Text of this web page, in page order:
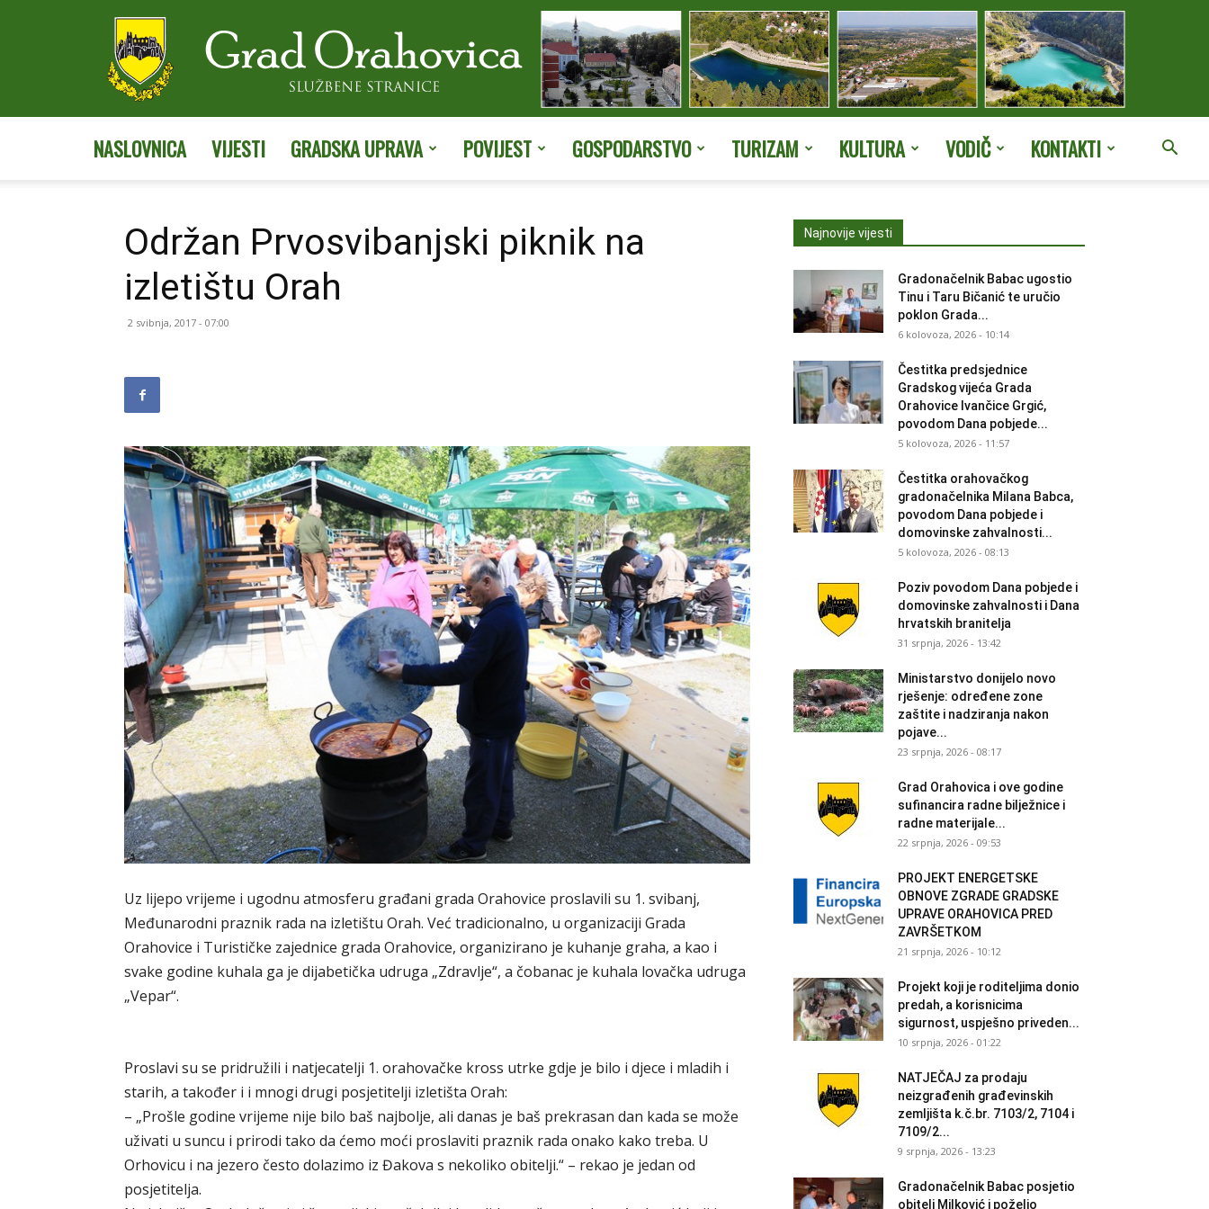
Orahovice
NASLOVNICA VIJESTI GRADSKA UPRAVA POVIJEST GOSPODARSTVO TURIZAM KULTURA VODIČ KONTAKTI
Održan Prvosvibanjski piknik na
izletištu Orah
2 svibnja, 2017 - 07:00
Uz lijepo vrijeme i ugodnu atmosferu građani grada Orahovice proslavili su 1. svibanj,
Međunarodni praznik rada na izletištu Orah. Već tradicionalno, u organizaciji Grada
Orahovice i Turističke zajednice grada Orahovice, organizirano je kuhanje graha, a kao i
svake godine kuhala ga je dijabetička udruga „Zdravlje“, a čobanac je kuhala lovačka udruga
„Vepar“.
Proslavi su se pridružili i natjecatelji 1. orahovačke kross utrke gdje je bilo i djece i mladih i
starih, a također i i mnogi drugi posjetitelji izletišta Orah:
– „Prošle godine vrijeme nije bilo baš najbolje, ali danas je baš prekrasan dan kada se može
uživati u suncu i prirodi tako da ćemo moći proslaviti praznik rada onako kako treba. U
Orhovicu i na jezero često dolazimo iz Đakova s nekoliko obitelji.“ – rekao je jedan od
posjetitelja.
Najnovije vijesti
Gradonačelnik Babac ugostio
Tinu i Taru Bičanić te uručio
poklon Grada...
6 kolovoza, 2026 - 10:14
Čestitka predsjednice
Gradskog vijeća Grada
Orahovice Ivančice Grgić,
povodom Dana pobjede...
5 kolovoza, 2026 - 11:57
Čestitka orahovačkog
gradonačelnika Milana Babca,
povodom Dana pobjede i
domovinske zahvalnosti...
5 kolovoza, 2026 - 08:13
Poziv povodom Dana pobjede i
domovinske zahvalnosti i Dana
hrvatskih branitelja
31 srpnja, 2026 - 13:42
Ministarstvo donijelo novo
rješenje: određene zone
zaštite i nadziranja nakon
pojave...
23 srpnja, 2026 - 08:17
Grad Orahovica i ove godine
sufinancira radne bilježnice i
radne materijale...
22 srpnja, 2026 - 09:53
PROJEKT ENERGETSKE
OBNOVE ZGRADE GRADSKE
UPRAVE ORAHOVICA PRED
ZAVRŠETKOM
21 srpnja, 2026 - 10:12
Projekt koji je roditeljima donio
predah, a korisnicima
sigurnost, uspješno priveden...
10 srpnja, 2026 - 01:22
NATJEČAJ za prodaju
neizgrađenih građevinskih
zemljišta k.č.br. 7103/2, 7104 i
7109/2...
9 srpnja, 2026 - 13:23
Gradonačelnik Babac posjetio
obitelj Milković i poželio